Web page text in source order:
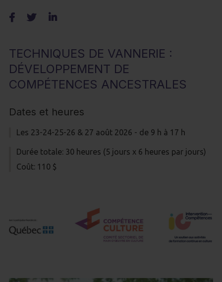
TECHNIQUES DE VANNERIE :
DÉVELOPPEMENT DE
COMPÉTENCES ANCESTRALES
Dates et heures
Les 23-24-25-26 & 27 août 2026 - de 9 h à 17 h
Durée totale: 30 heures (5 jours x 6 heures par jours)
Coût: 110 $